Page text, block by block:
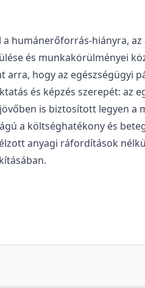
humánerőforrás-hiányra,
és munkakörülményei
hogy az egészségügyi
és képzés szerepét: az
is biztosított legyen a
a költséghatékony és
anyagi ráfordítások